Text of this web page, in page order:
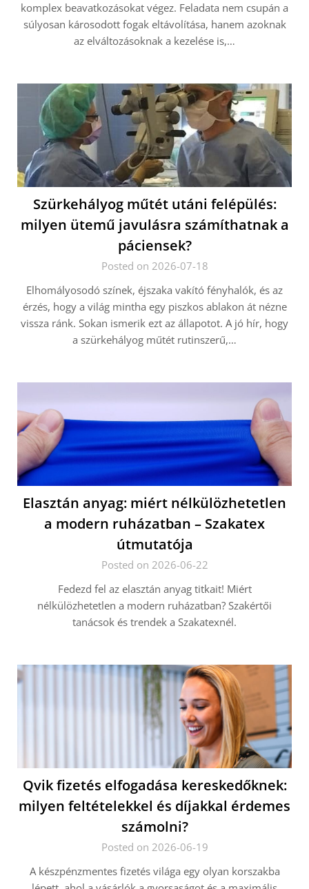
komplex beavatkozásokat végez. Feladata nem csupán a
súlyosan károsodott fogak eltávolítása, hanem azoknak
az elváltozásoknak a kezelése is,…
Szürkehályog műtét utáni felépülés:
milyen ütemű javulásra számíthatnak a
páciensek?
Posted on 2026-07-18
Elhomályosodó színek, éjszaka vakító fényhalók, és az
érzés, hogy a világ mintha egy piszkos ablakon át nézne
vissza ránk. Sokan ismerik ezt az állapotot. A jó hír, hogy
a szürkehályog műtét rutinszerű,…
Elasztán anyag: miért nélkülözhetetlen
a modern ruházatban – Szakatex
útmutatója
Posted on 2026-06-22
Fedezd fel az elasztán anyag titkait! Miért
nélkülözhetetlen a modern ruházatban? Szakértői
tanácsok és trendek a Szakatexnél.
Qvik fizetés elfogadása kereskedőknek:
milyen feltételekkel és díjakkal érdemes
számolni?
Posted on 2026-06-19
A készpénzmentes fizetés világa egy olyan korszakba